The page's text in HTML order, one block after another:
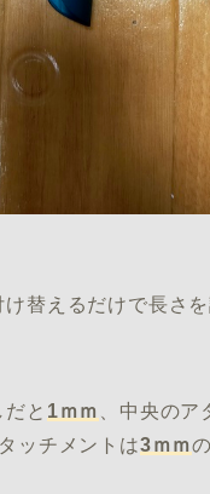
替えるだけで長さを
と 1ｍｍ
、中央のア
ッチメントは3ｍｍ